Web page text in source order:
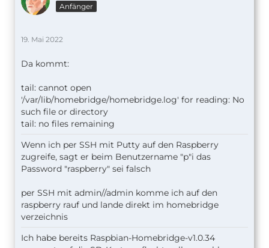
Anfänger
19. Mai 2022
Da kommt:
tail: cannot open
'/var/lib/homebridge/homebridge.log' for reading: No
such file or directory
tail: no files remaining
Wenn ich per SSH mit Putty auf den Raspberry
zugreife, sagt er beim Benutzername "p"i das
Password "raspberry" sei falsch
per SSH mit admin//admin komme ich auf den
raspberry rauf und lande direkt im homebridge
verzeichnis
Ich habe bereits Raspbian-Homebridge-v1.0.34